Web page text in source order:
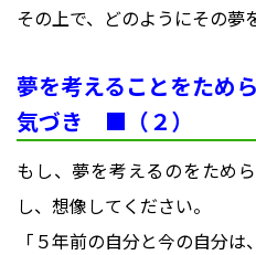
その上で、どのようにその夢
夢を考えることをため
気づき ■（２）
もし、夢を考えるのをため
し、想像してください。
「５年前の自分と今の自分は